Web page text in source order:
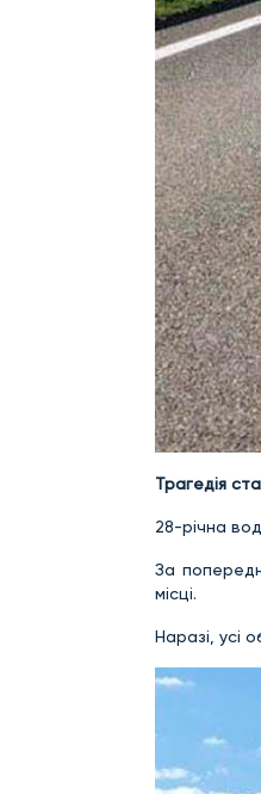
Трагедія
28-річна
За
місці.
Наразі, усі